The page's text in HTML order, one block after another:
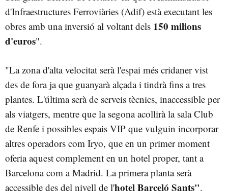
d'Infraestructures Ferroviàries (Adif) està executant les
obres amb una inversió al voltant dels 150 milions
d'euros".
"La zona d'alta velocitat serà l'espai més cridaner vist
des de fora ja que guanyarà alçada i tindrà fins a tres
plantes. L'última serà de serveis tècnics, inaccessible per
als viatgers, mentre que la segona acollirà la sala Club
de Renfe i possibles espais VIP que vulguin incorporar
altres operadors com Iryo, que en un primer moment
oferia aquest complement en un hotel proper, tant a
Barcelona com a Madrid. La primera planta serà
accessible des del nivell de l'hotel Barceló Sants".